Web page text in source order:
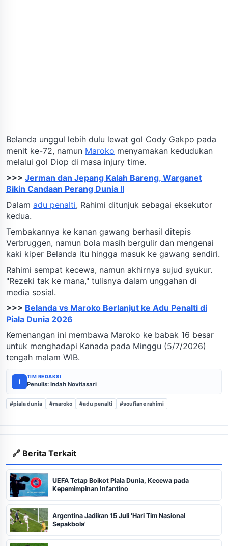
Belanda unggul lebih dulu lewat gol Cody Gakpo pada
menit ke-72, namun Maroko menyamakan kedudukan
melalui gol Diop di masa injury time.
>>> Jerman dan Jepang Kalah Bareng, Warganet
Bikin Candaan Perang Dunia II
Dalam adu penalti, Rahimi ditunjuk sebagai eksekutor
kedua.
Tembakannya ke kanan gawang berhasil ditepis
Verbruggen, namun bola masih bergulir dan mengenai
kaki kiper Belanda itu hingga masuk ke gawang sendiri.
Rahimi sempat kecewa, namun akhirnya sujud syukur.
"Rezeki tak ke mana," tulisnya dalam unggahan di
media sosial.
>>> Belanda vs Maroko Berlanjut ke Adu Penalti di
Piala Dunia 2026
Kemenangan ini membawa Maroko ke babak 16 besar
untuk menghadapi Kanada pada Minggu (5/7/2026)
tengah malam WIB.
I
TIM REDAKSI
Penulis: Indah Novitasari
#piala dunia #maroko #adu penalti #soufiane rahimi
🔗 Berita Terkait
UEFA Tetap Boikot Piala Dunia, Kecewa pada
Kepemimpinan Infantino
Argentina Jadikan 15 Juli 'Hari Tim Nasional
Sepakbola'